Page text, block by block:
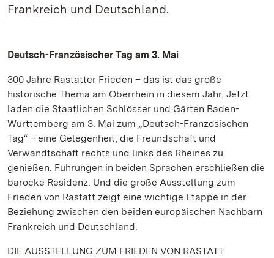
Frankreich und Deutschland.
Deutsch-Französischer Tag am 3. Mai
300 Jahre Rastatter Frieden – das ist das große
historische Thema am Oberrhein in diesem Jahr. Jetzt
laden die Staatlichen Schlösser und Gärten Baden-
Württemberg am 3. Mai zum „Deutsch-Französischen
Tag“ – eine Gelegenheit, die Freundschaft und
Verwandtschaft rechts und links des Rheines zu
genießen. Führungen in beiden Sprachen erschließen die
barocke Residenz. Und die große Ausstellung zum
Frieden von Rastatt zeigt eine wichtige Etappe in der
Beziehung zwischen den beiden europäischen Nachbarn
Frankreich und Deutschland.
DIE AUSSTELLUNG ZUM FRIEDEN VON RASTATT